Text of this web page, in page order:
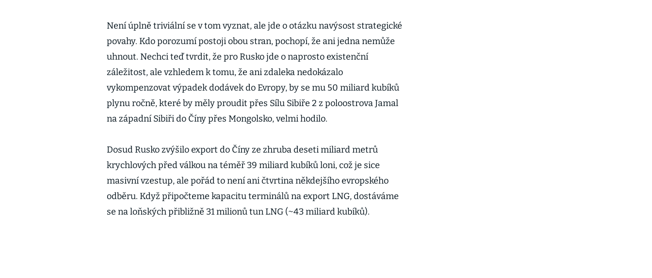
Není úplně triviální se v tom vyznat, ale jde o otázku navýsost strategické
povahy. Kdo porozumí postoji obou stran, pochopí, že ani jedna nemůže
uhnout. Nechci teď tvrdit, že pro Rusko jde o naprosto existenční
záležitost, ale vzhledem k tomu, že ani zdaleka nedokázalo
vykompenzovat výpadek dodávek do Evropy, by se mu 50 miliard kubíků
plynu ročně, které by měly proudit přes Sílu Sibiře 2 z poloostrova Jamal
na západní Sibiři do Číny přes Mongolsko, velmi hodilo.
Dosud Rusko zvýšilo export do Číny ze zhruba deseti miliard metrů
krychlových před válkou na téměř 39 miliard kubíků loni, což je sice
masivní vzestup, ale pořád to není ani čtvrtina někdejšího evropského
odběru. Když připočteme kapacitu terminálů na export LNG, dostáváme
se na loňských přibližně 31 milionů tun LNG (~43 miliard kubíků).